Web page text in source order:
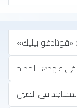
بيليك»
عهدها الجديد
فى الصين